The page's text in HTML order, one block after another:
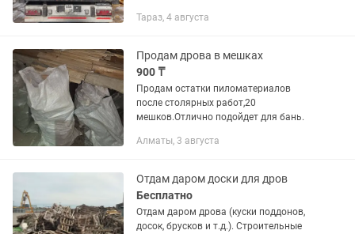
(ХоумКредит, Альфабанк).
все документы.
Тараз, 4 августа
Продам дрова в мешках
900 ₸
Продам остатки пиломатериалов
после столярных работ,20
мешков.Отлично подойдет для бань.
Алматы, 3 августа
Отдам даром доски для дров
Бесплатно
Отдам даром дрова (куски поддонов,
досок, брусков и т.д.). Строительные